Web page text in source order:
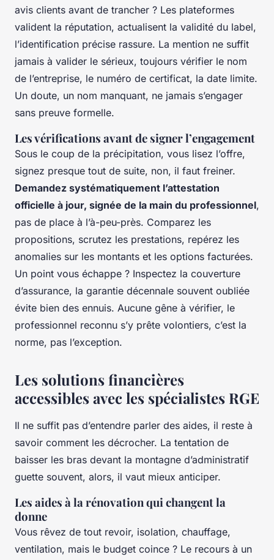
avis clients avant de trancher ? Les plateformes
valident la réputation, actualisent la validité du label,
l’identification précise rassure. La mention ne suffit
jamais à valider le sérieux, toujours vérifier le nom
de l’entreprise, le numéro de certificat, la date limite.
Un doute, un nom manquant, ne jamais s’engager
sans preuve formelle.
Les vérifications avant de signer l’engagement
Sous le coup de la précipitation, vous lisez l’offre,
signez presque tout de suite, non, il faut freiner.
Demandez systématiquement l’attestation
officielle à jour, signée de la main du professionnel,
pas de place à l’à-peu-près. Comparez les
propositions, scrutez les prestations, repérez les
anomalies sur les montants et les options facturées.
Un point vous échappe ? Inspectez la couverture
d’assurance, la garantie décennale souvent oubliée
évite bien des ennuis. Aucune gêne à vérifier, le
professionnel reconnu s’y prête volontiers, c’est la
norme, pas l’exception.
Les solutions financières
accessibles avec les spécialistes RGE
Il ne suffit pas d’entendre parler des aides, il reste à
savoir comment les décrocher. La tentation de
baisser les bras devant la montagne d’administratif
guette souvent, alors, il vaut mieux anticiper.
Les aides à la rénovation qui changent la
donne
Vous rêvez de tout revoir, isolation, chauffage,
ventilation, mais le budget coince ? Le recours à un